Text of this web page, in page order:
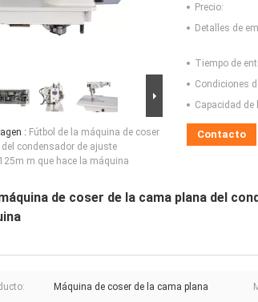
: Fútbol de la máquina de coser
condensador de ajuste
m que hace la máquina
Precio:
Detalles de
Tiempo de
Condiciones
Capacidad de
Contacto
de coser de la cama plana del
Máquina de coser de la cama plana